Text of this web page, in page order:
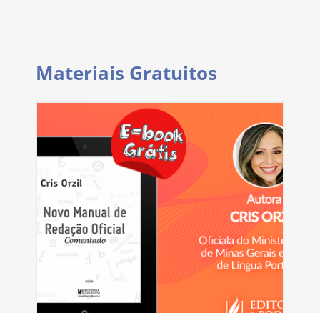
Materiais Gratuitos